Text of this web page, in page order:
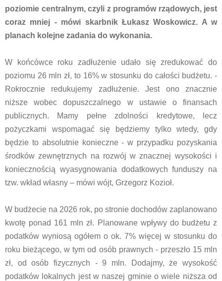
poziomie centralnym, czyli z programów rządowych, jest
coraz mniej - mówi skarbnik Łukasz Woskowicz. A w
planach kolejne zadania do wykonania.
W końcówce roku zadłużenie udało się zredukować do
poziomu 26 mln zł, to 16% w stosunku do całości budżetu. -
Rokrocznie redukujemy zadłużenie. Jest ono znacznie
niższe wobec dopuszczalnego w ustawie o finansach
publicznych. Mamy pełne zdolności kredytowe, lecz
pożyczkami wspomagać się będziemy tylko wtedy, gdy
będzie to absolutnie konieczne - w przypadku pozyskania
środków zewnętrznych na rozwój w znacznej wysokości i
koniecznością wyasygnowania dodatkowych funduszy na
tzw. wkład własny – mówi wójt, Grzegorz Kozioł.
W budżecie na 2026 rok, po stronie dochodów zaplanowano
kwotę ponad 161 mln zł. Planowane wpływy do budżetu z
podatków wyniosą ogółem o ok. 7% więcej w stosunku do
roku bieżącego, w tym od osób prawnych - przeszło 15 mln
zł, od osób fizycznych - 9 mln. Dodajmy, że wysokość
podatków lokalnych jest w naszej gminie o wiele niższa od